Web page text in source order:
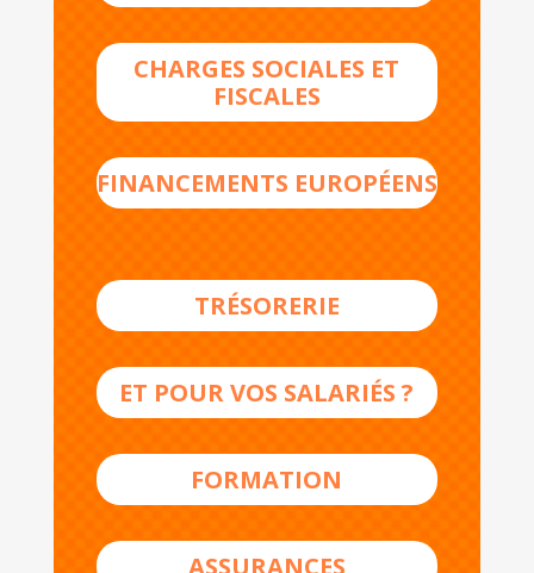
CHARGES SOCIALES ET
FISCALES
FINANCEMENTS EUROPÉENS
TRÉSORERIE
ET POUR VOS SALARIÉS ?
FORMATION